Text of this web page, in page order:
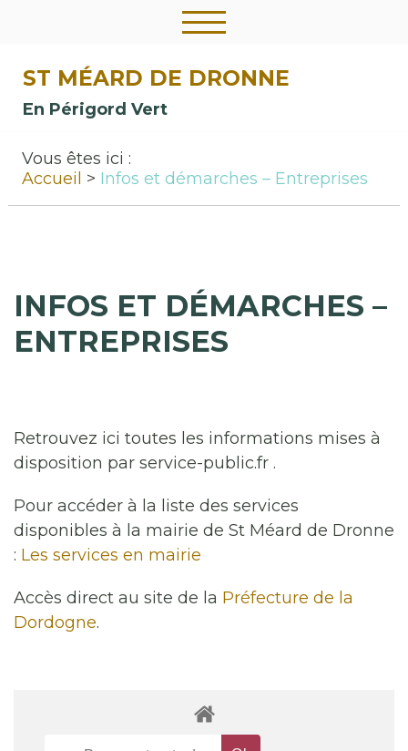
ST MÉARD DE DRONNE
En Périgord Vert
Vous êtes ici :
Accueil
Infos et démarches – Entreprises
INFOS ET DÉMARCHES –
ENTREPRISES
Retrouvez ici toutes les informations mises à
disposition par service-public.fr .
Pour accéder à la liste des services
disponibles à la mairie de St Méard de Dronne
: Les services en mairie
Accès direct au site de la Préfecture de la
Dordogne.